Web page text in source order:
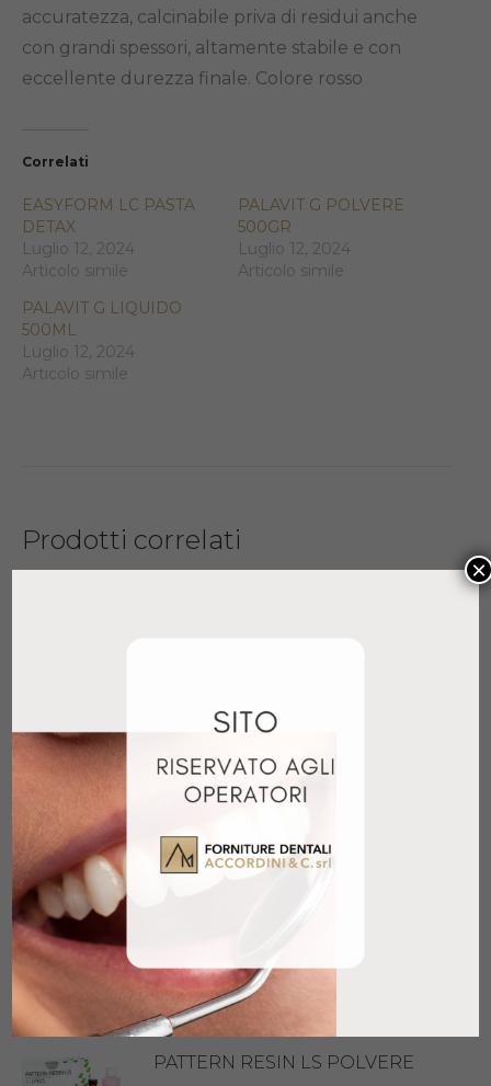
accuratezza, calcinabile priva di residui anche
con grandi spessori, altamente stabile e con
eccellente durezza finale. Colore rosso
Correlati
EASYFORM LC PASTA
DETAX
Luglio 12, 2024
Articolo simile
PALAVIT G POLVERE
500GR
Luglio 12, 2024
Articolo simile
PALAVIT G LIQUIDO
500ML
Luglio 12, 2024
Articolo simile
Prodotti correlati
PALAVIT G POLVERE 500GR
146,10€ + IVA
Aggiungi al carrello
Aggiungi al carrello
PATTERN RESIN LS POLVERE
×